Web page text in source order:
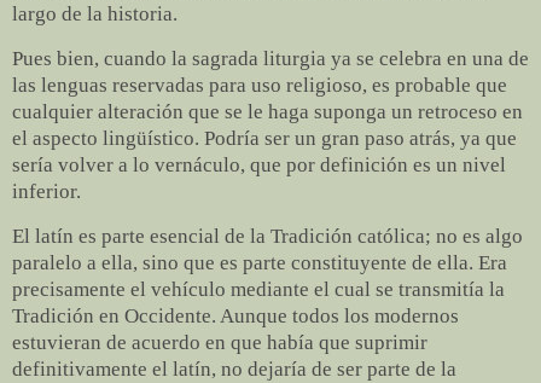
largo de la historia.
Pues bien, cuando la sagrada liturgia ya se celebra en una de
las lenguas reservadas para uso religioso, es probable que
cualquier alteración que se le haga suponga un retroceso en
el aspecto lingüístico. Podría ser un gran paso atrás, ya que
sería volver a lo vernáculo, que por definición es un nivel
inferior.
El latín es parte esencial de la Tradición católica; no es algo
paralelo a ella, sino que es parte constituyente de ella. Era
precisamente el vehículo mediante el cual se transmitía la
Tradición en Occidente. Aunque todos los modernos
estuvieran de acuerdo en que había que suprimir
definitivamente el latín, no dejaría de ser parte de la